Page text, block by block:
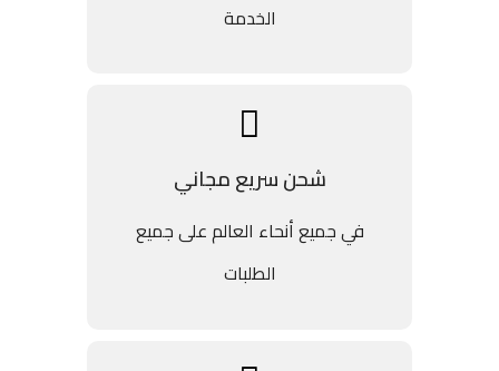
الخدمة
شحن سريع مجاني
في جميع أنحاء العالم على جميع
الطلبات